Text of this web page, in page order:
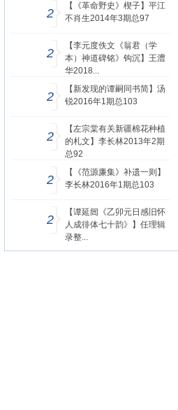
2
【《革命野史》楔子】平江
不肖生2014年3期总97
2
【李元度佚文《翁君（学
本）神道碑铭》钩沉】王澧
华2018...
2
【新发现的谭嗣同书简】汤
锐2016年1期总103
2
【左宗棠有关新疆棉花种植
的札文】李长林2013年2期
总92
2
【《范源廉集》补遗一则】
李长林2016年1期总103
2
【谭延闿《乙卯元日感旧怀
人成徘体七十韵》】任理辑
录整...